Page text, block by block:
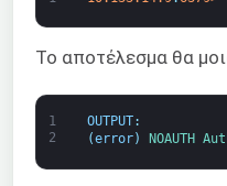
Το αποτέλεσμα θα
1
2
OUTPUT:
(error) NOAUTH